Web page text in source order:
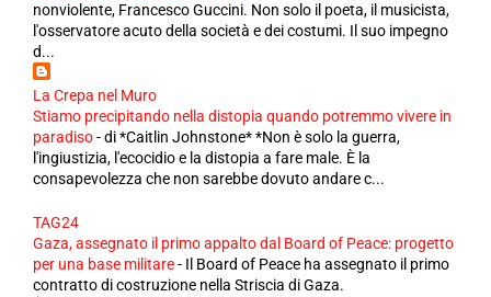
nonviolente, Francesco Guccini. Non solo il poeta, il musicista,
l'osservatore acuto della società e dei costumi. Il suo impegno
d...
La Crepa nel Muro
Stiamo precipitando nella distopia quando potremmo vivere in
paradiso-di *Caitlin Johnstone* *Non è solo la guerra,
l'ingiustizia, l'ecocidio e la distopia a fare male. È la
consapevolezza che non sarebbe dovuto andare c...
TAG24
Gaza, assegnato il primo appalto dal Board of Peace: progetto
per una base militare- Il Board of Peace ha assegnato il primo
contratto di costruzione nella Striscia di Gaza.